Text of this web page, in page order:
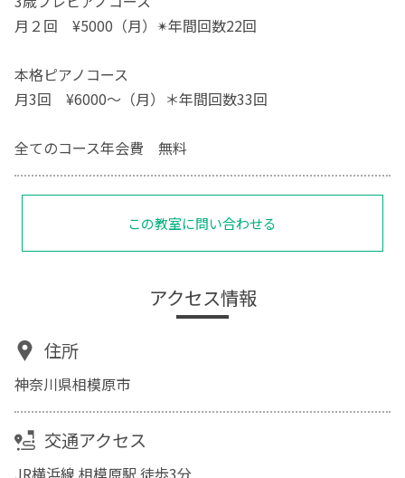
月２回 ¥5000（月）✴︎年間回数22回
本格ピアノコース
月3回 ¥6000〜（月）＊年間回数33回
全てのコース年会費 無料
この教室に問い合わせる
アクセス情報
住所
神奈川県相模原市
交通アクセス
JR横浜線 相模原駅 徒歩3分